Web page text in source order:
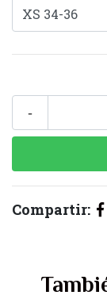
-
Compartir: